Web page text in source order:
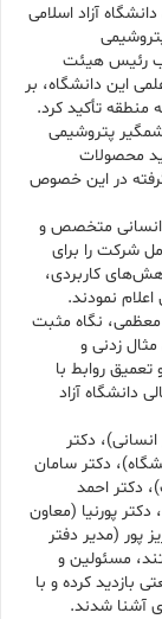
آزاد اسلامی
رئیس هیئت
این دانشگاه، بر
تأکید کرد.
پتروشیمی
محصولات
در این خصوص
انسانی متخصص و
شرکت را برای
کاربردی،
نمودند.
معظمی، نگاه مثبت
زدنی و
روابط با
دانشگاه آزاد
دکتر
دکتر سامان
دکتر احمد
پورنیا (معاون
(مدیر دفتر
مسئولین و
کرده و با
آشنا شدند.